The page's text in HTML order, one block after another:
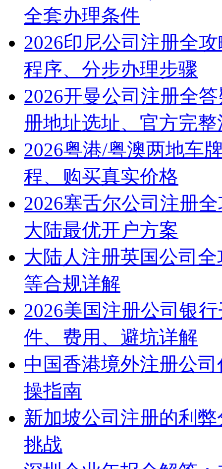
全套办理条件
2026印尼公司注册全
程序、分步办理步骤
2026开曼公司注册全
册地址选址、官方完
2026粤港/粤澳两地车
程、购买真实价格
2026塞舌尔公司注册
大陆最优开户方案
大陆人注册英国公司
等合规详解
2026美国注册公司银
件、费用、避坑详解
中国香港境外注册公
操指南
新加坡公司注册的利
挑战